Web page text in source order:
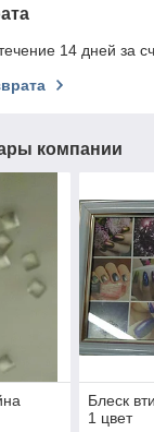
14 дней за
компании
Блеск
1 цвет